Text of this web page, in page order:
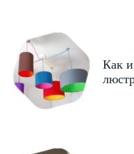
Как